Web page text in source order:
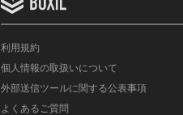
利用規約
個人情報の取扱いについて
外部送信ツールに関する公表事項
よくあるご質問